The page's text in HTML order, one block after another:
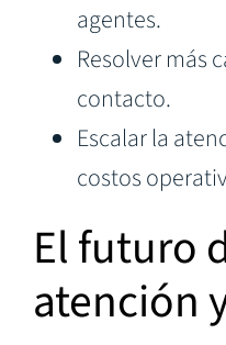
agentes.
Resolver más
contacto.
Escalar la
costos
El futuro
atención